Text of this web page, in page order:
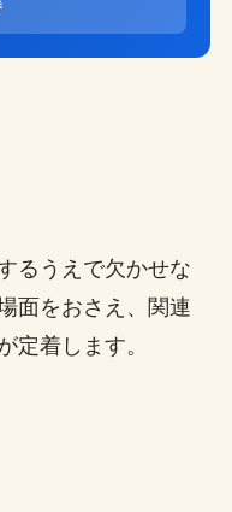
るうえで欠かせな
面をおさえ、関連
定着します。